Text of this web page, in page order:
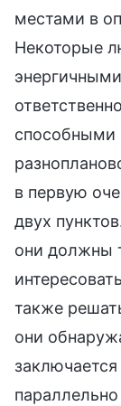
местами в
Некоторые
способными
в первую
двух
они должны
также
они